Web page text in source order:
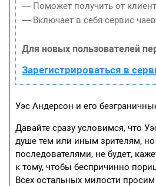
— Поможет получить от
— Включает в себя сервис
Для новых пользователей
Зарегистрироваться в
Уэс Андерсон и его
Давайте сразу условимся, что
душе тем или иным зрителям, но
последователями, не будет,
к тому, чтобы беспричинно
Всех остальных милости